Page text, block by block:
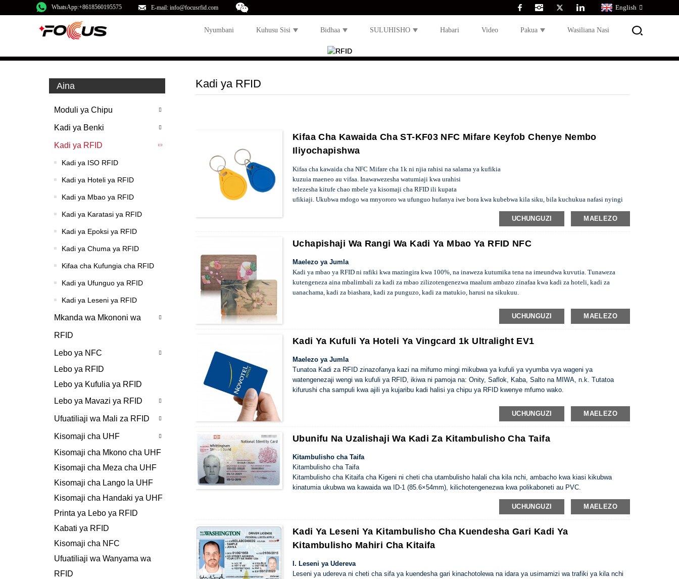
WhatsApp:+8618560195575 E-mail: info@focusrfid.com English
Nyumbani Kuhusu Sisi Bidhaa SULUHISHO Habari Video Pakua Wasiliana Nasi
Aina
Moduli ya Chipu
Kadi ya Benki
Kadi ya RFID
Kadi ya ISO RFID
Kadi ya Hoteli ya RFID
Kadi ya Mbao ya RFID
Kadi ya Karatasi ya RFID
Kadi ya Epoksi ya RFID
Kadi ya Chuma ya RFID
Kifaa cha Kufungia cha RFID
Kadi ya Ufunguo ya RFID
Kadi ya Leseni ya RFID
Mkanda wa Mkononi wa
RFID
Lebo ya NFC
Lebo ya RFID
Lebo ya Kufulia ya RFID
Lebo ya Mavazi ya RFID
Ufuatiliaji wa Mali za RFID
Kisomaji cha UHF
Kisomaji cha Mkono cha UHF
Kisomaji cha Meza cha UHF
Kisomaji cha Lango la UHF
Kisomaji cha Handaki ya UHF
Printa ya Lebo ya RFID
Kabati ya RFID
Kisomaji cha NFC
Ufuatiliaji wa Wanyama wa
RFID
Kadi ya RFID
Kifaa Cha Kawaida Cha ST-KF03 NFC Mifare Keyfob Chenye Nembo
Iliyochapishwa
Kifaa cha kawaida cha NFC Mifare cha 1k ni njia rahisi na salama ya kufikia
kuzuia maeneo au vifaa. Inawawezesha watumiaji kwa urahisi
telezesha kitufe chao mbele ya kisomaji cha RFID ili kupata
ufikiaji. Ukubwa mdogo wa mnyororo wa ufunguo hufanya iwe bora kwa kubebwa kila siku, bila kuchukua nafasi nyingi
kwani haiwezi kunakiliwa kama funguo za kitamaduni, na hivyo kumpa mtumiaji amani zaidi ya akili.
UCHUNGUZI MAELEZO
Uchapishaji Wa Rangi Wa Kadi Ya Mbao Ya RFID NFC
Maelezo ya Jumla
Kadi ya mbao ya RFID ni rafiki kwa mazingira kwa 100%, na inaweza kutumika tena na imeundwa kuvutia. Tunaweza
kutengeneza aina mbalimbali za kadi za mbao zilizotengenezwa maalum ambazo zinafaa kwa kadi za hoteli, kadi za
uanachama, kadi za biashara, kadi za punguzo, kadi za matukio, harusi na sikukuu.
UCHUNGUZI MAELEZO
Kadi Ya Kufuli Ya Hoteli Ya Vingcard 1k Ultralight EV1
Maelezo ya Jumla
Tunatoa Kadi za RFID zinazofanya kazi na mifumo mingi mikubwa ya kufuli ya vyumba vya wageni ya
watengenezaji wengi wa kufuli ya RFID, ikiwa ni pamoja na: Onity, Saflok, Kaba, Salto na MIWA, n.k. Tutatoa
kifurushi cha sampuli kwa ajili ya kujaribu kadi halisi ya chipu ya RFID kwenye mfumo wako.
UCHUNGUZI MAELEZO
Ubunifu Na Uzalishaji Wa Kadi Za Kitambulisho Cha Taifa
Kitambulisho cha Taifa
Kitambulisho cha Taifa
Kitambulisho cha Kitaifa cha Kigeni ni cheti cha utambulisho halali cha kila nchi, ambacho kwa kiasi kikubwa
kinatumia ukubwa wa kawaida wa ID-1 (85.6×54mm), kilichotengenezwa kwa polikaboneti au PVC.
na bidhaa bandia. Marekani, Japani na nchi zingine kwa sasa hazina kitambulisho rasmi, ambacho kinaweza
UCHUNGUZI MAELEZO
Kadi Ya Leseni Ya Kitambulisho Cha Kuendesha Gari Kadi Ya
Kitambulisho Mahiri Cha Kitaifa
I. Leseni ya Udereva
Leseni ya udereva ni cheti cha sifa ya kuendesha gari kinachotolewa na idara ya usimamizi wa trafiki ya kila nchi